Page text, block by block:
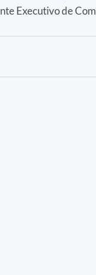
Executivo de